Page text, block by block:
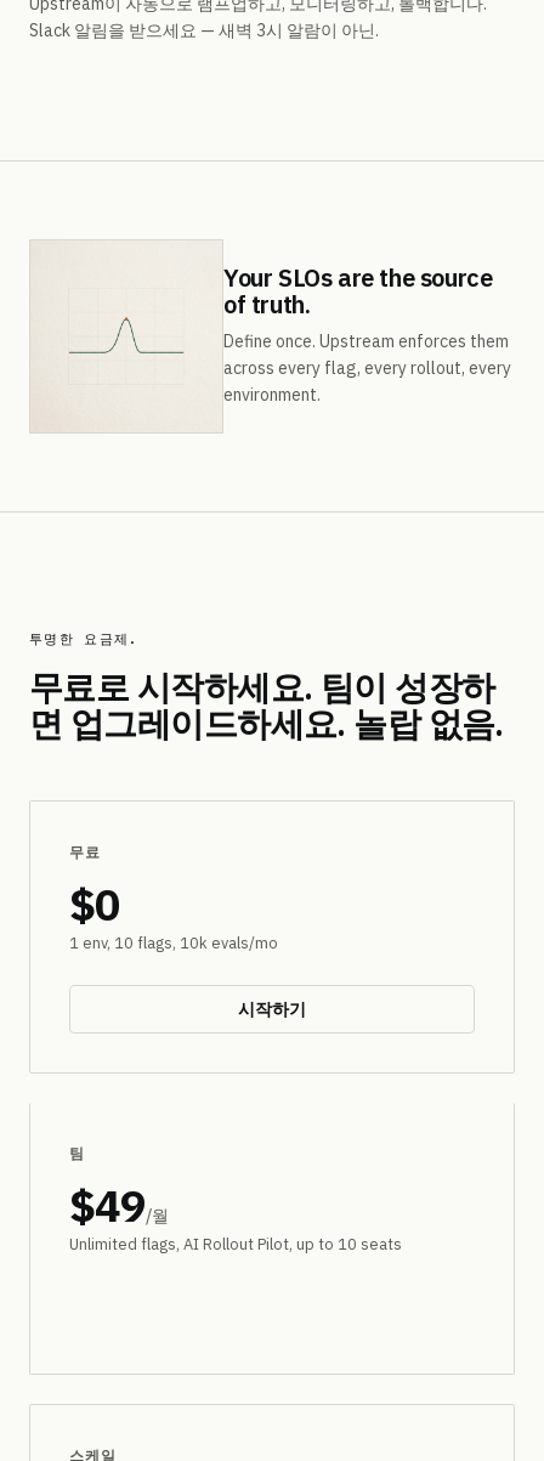
Slack 알림을 받으세요 — 새벽 3시 알람이 아닌.
Your SLOs are the source
of truth.
Define once. Upstream enforces them
across every flag, every rollout, every
environment.
투명한 요금제.
무료로 시작하세요. 팀이 성장하
면 업그레이드하세요. 놀랍 없음.
무료
$0
1 env, 10 flags, 10k evals/mo
시작하기
팀
$49/월
Unlimited flags, AI Rollout Pilot, up to 10 seats
스케일